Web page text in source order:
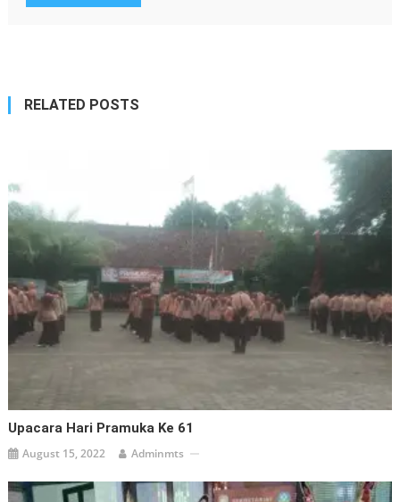
RELATED POSTS
Upacara Hari Pramuka Ke 61
August 15, 2022 Adminmts